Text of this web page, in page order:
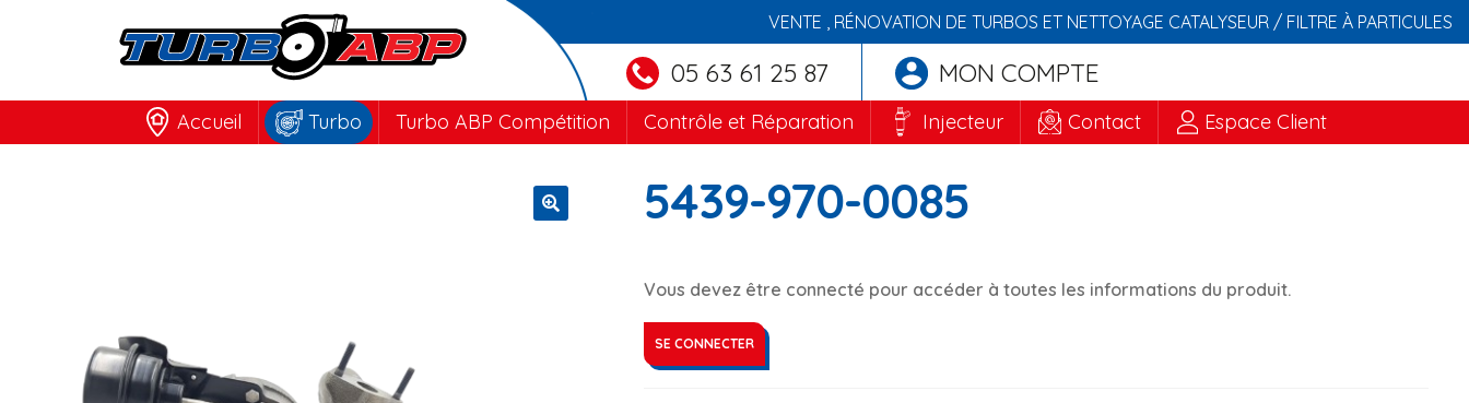
VENTE , RÉNOVATION DE TURBOS ET NETTOYAGE CATALYSEUR / FILTRE À PARTICULES
05 63 61 25 87 MON COMPTE
Accueil Turbo Turbo ABP Compétition Contrôle et Réparation Injecteur Contact Espace Client
5439-970-0085
Vous devez être connecté pour accéder à toutes les informations du produit.
SE CONNECTER